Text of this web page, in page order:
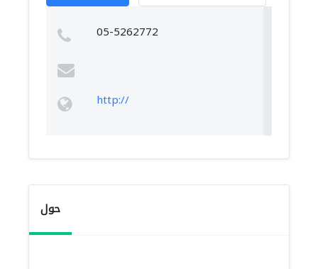
05-5262772
http://
حول